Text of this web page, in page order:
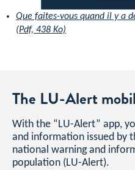
Que faites-vous quand il y a
(Pdf, 438 Ko)
The LU-Alert
With the “LU-Alert” app,
and information issued by
national warning and
population (LU-Alert).